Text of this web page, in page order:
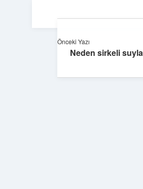
Önceki Yazı
Neden sirkeli suyla